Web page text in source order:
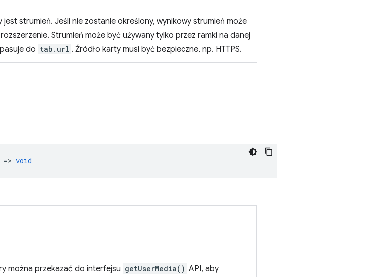
strumień. Jeśli nie zostanie określony, wynikowy strumień może
Strumień może być używany tylko przez ramki na danej
do tab.url . Źródło karty musi być bezpieczne, np. HTTPS.
=> void
można przekazać do interfejsu getUserMedia() API, aby